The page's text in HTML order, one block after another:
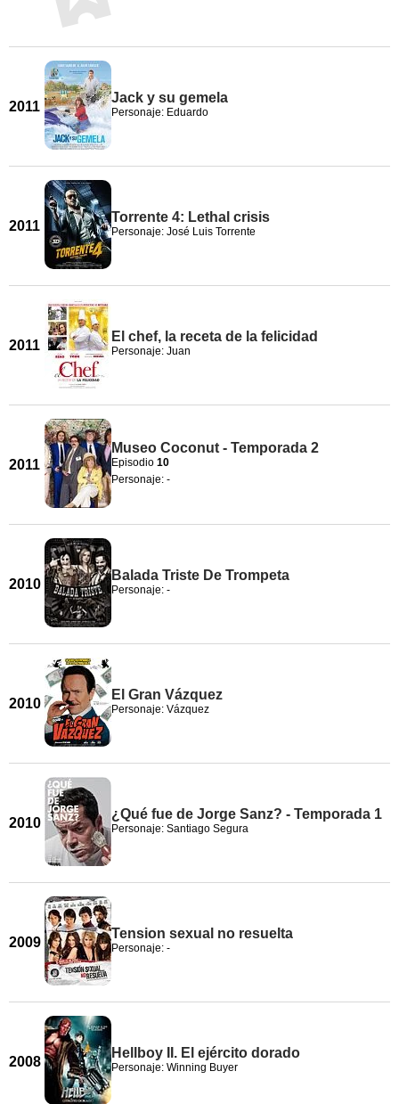
2011
Jack y su gemela
Personaje: Eduardo
2011
Torrente 4: Lethal crisis
Personaje: José Luis Torrente
2011
El chef, la receta de la felicidad
Personaje: Juan
2011
Museo Coconut - Temporada 2
Episodio 10
Personaje: -
2010
Balada Triste De Trompeta
Personaje: -
2010
El Gran Vázquez
Personaje: Vázquez
2010
¿Qué fue de Jorge Sanz? - Temporada 1
Personaje: Santiago Segura
2009
Tension sexual no resuelta
Personaje: -
2008
Hellboy II. El ejército dorado
Personaje: Winning Buyer